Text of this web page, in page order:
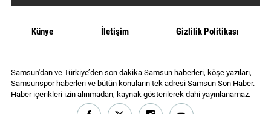
Künye İletişim Gizlilik Politikası
Samsun'dan ve Türkiye’den son dakika Samsun haberleri, köşe yazıları,
Samsunspor haberleri ve bütün konuların tek adresi Samsun Son Haber.
Haber içerikleri izin alınmadan, kaynak gösterilerek dahi yayınlanamaz.